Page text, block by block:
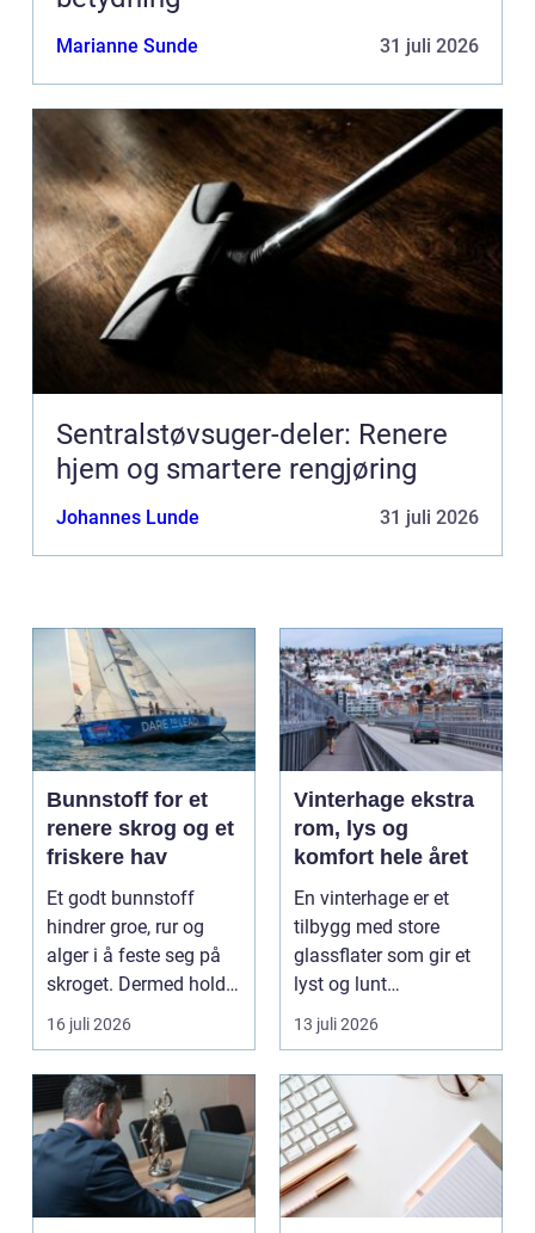
Marianne Sunde 31 juli 2026
Sentralstøvsuger-deler: Renere
hjem og smartere rengjøring
Johannes Lunde 31 juli 2026
Bunnstoff for et
renere skrog og et
friskere hav
Et godt bunnstoff
hindrer groe, rur og
alger i å feste seg på
skroget. Dermed holder
båten bedre far...
16 juli 2026
Vinterhage ekstra
rom, lys og
komfort hele året
En vinterhage er et
tilbygg med store
glassflater som gir et
lyst og lunt
oppholdsrom nær
hagen, ogs...
13 juli 2026